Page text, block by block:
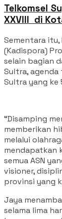
Telkomsel
XXVIII di
Sementara itu,
(Kadispora)
selain bagian
Sultra, agenda
Sultra yang ke
“Disamping
memberikan
melalui
mendapatkan
semua ASN
visioner,
provinsi yang
Jaya
selama lima